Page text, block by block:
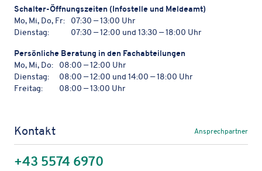
Schal­ter-Öffnungs­zei­ten (Info­stelle und Meldeamt)
Mo, Mi, Do, Fr:
07:30 — 13:00 Uhr
Dienstag:
07:30 — 12:00 und 13:30 — 18:00 Uhr
Persön­li­che Bera­tung in den Fachabteilungen
Mo, Mi, Do:
08:00 — 12:00 Uhr
Dienstag:
08:00 — 12:00 und 14:00 — 18:00 Uhr
Freitag:
08:00 — 13:00 Uhr
Kontakt Ansprechpartner
+43 5574 6970